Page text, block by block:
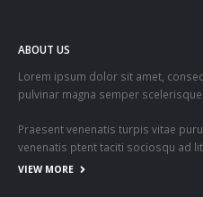
ABOUT US
Lorem ipsum dolor sit amet,
pulvinar magna semper scelerisque.
Praesent venenatis turpis vitae
venenatis ptent taciti sociosqu ad
VIEW MORE